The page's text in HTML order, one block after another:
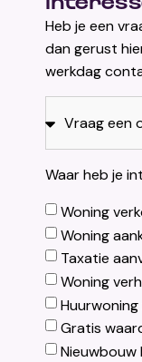
Heb je een
dan gerust
werkdag
Waar heb je
Woning
Woning
Taxatie
Woning
Gratis
Nieuwbouw